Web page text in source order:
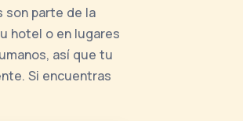
son parte de la
hotel o en lugares
así que tu
Si encuentras